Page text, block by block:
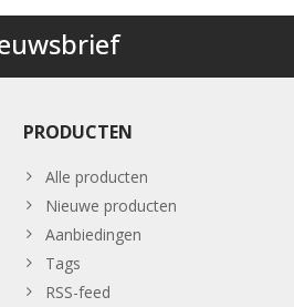
PRODUCTEN
Alle producten
Nieuwe producten
Aanbiedingen
Tags
RSS-feed